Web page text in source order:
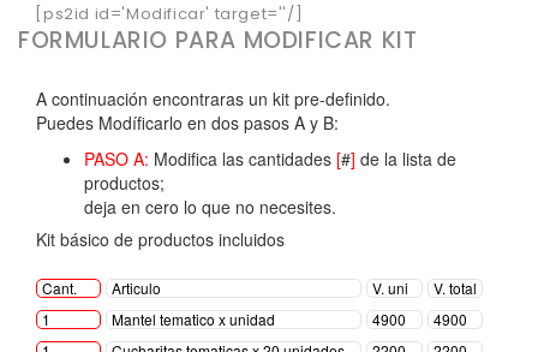
[ps2id id='Modificar' target=''/]
FORMULARIO PARA MODIFICAR KIT